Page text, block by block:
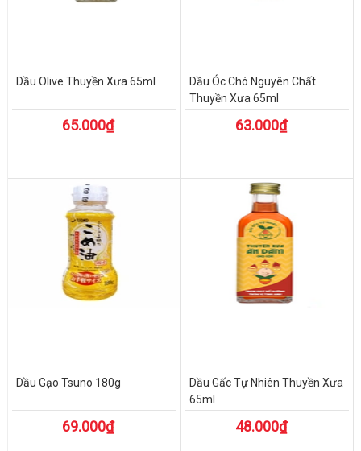
Dầu Olive Thuyền Xưa 65ml
65.000₫
Dầu Óc Chó Nguyên Chất
Thuyền Xưa 65ml
63.000₫
Dầu Gạo Tsuno 180g
69.000₫
Dầu Gấc Tự Nhiên Thuyền Xưa
65ml
48.000₫